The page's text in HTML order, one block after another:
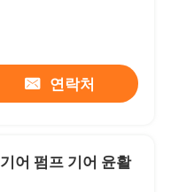
연락처
어 펌프 기어 윤활